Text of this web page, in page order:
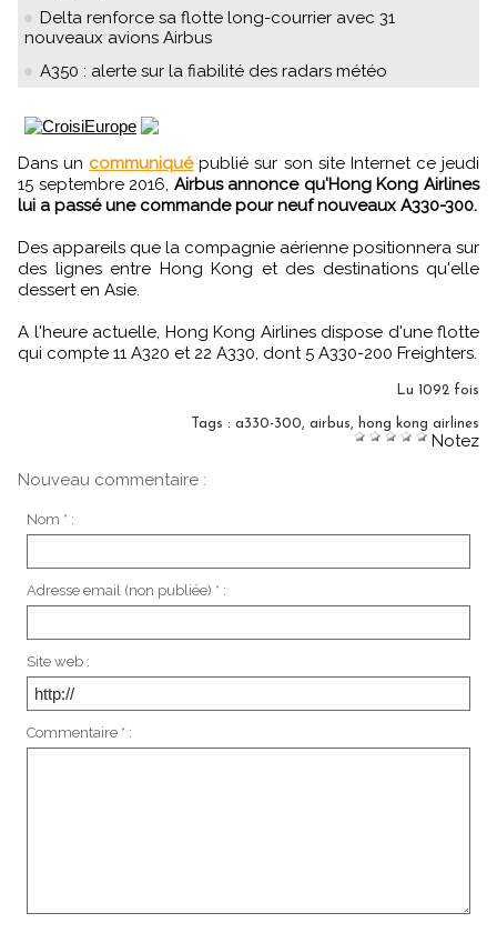
Delta renforce sa flotte long-courrier avec 31
nouveaux avions Airbus
A350 : alerte sur la fiabilité des radars météo
Dans un communiquépublié sur son site Internet ce jeudi
15 septembre 2016, Airbus annonce qu'Hong Kong Airlines
lui a passé une commande pour neuf nouveaux A330-300.
Des appareils que la compagnie aérienne positionnera sur
des lignes entre Hong Kong et des destinations qu'elle
dessert en Asie.
A l'heure actuelle, Hong Kong Airlines dispose d'une flotte
qui compte 11 A320 et 22 A330, dont 5 A330-200 Freighters.
Lu 1092 fois
Tags : a330-300, airbus, hong kong airlines
Notez
Nouveau commentaire :
Nom * :
Adresse email (non publiée) * :
Site web :
Commentaire * :